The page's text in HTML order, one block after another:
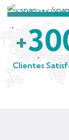
+
Clientes